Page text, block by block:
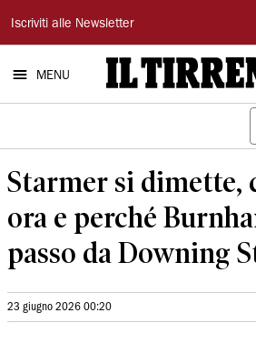
Il
Tirreno
Iscriviti alle Newsletter
MENU
Starmer si dimette,
ora e perché
passo da Downing
23 giugno 2026 00:20